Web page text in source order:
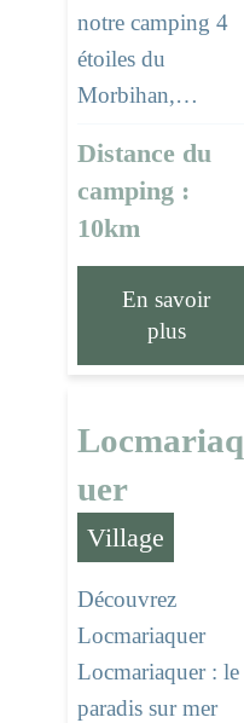
notre camping 4
étoiles du
Morbihan,…
Distance du
camping :
10km
En savoir
plus
Locmariaq
uer
Village
Découvrez
Locmariaquer
Locmariaquer : le
paradis sur mer